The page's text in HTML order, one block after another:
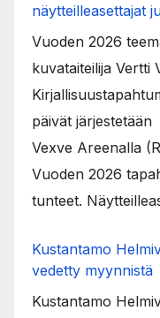
näytteilleasettajat
Vuoden 2026
kuvataiteilija Vertti
päivät
Vexve Areenalla
Vuoden 2026
tunteet.
Kustantamo
vedetty myynnistä
Kustantamo